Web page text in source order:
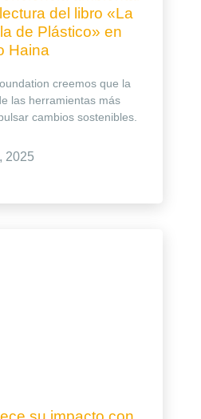
del libro «La
de Plástico» en
Haina
creemos que la
las herramientas más
cambios sostenibles.
2025